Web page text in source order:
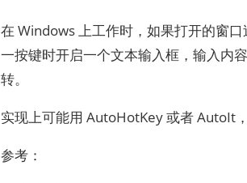
在 Windows 上工作时，如果打开的窗
一按键时开启一个文本输入框，输入内
转。
实现上可能用 AutoHotKey 或者 AutoIt
参考：